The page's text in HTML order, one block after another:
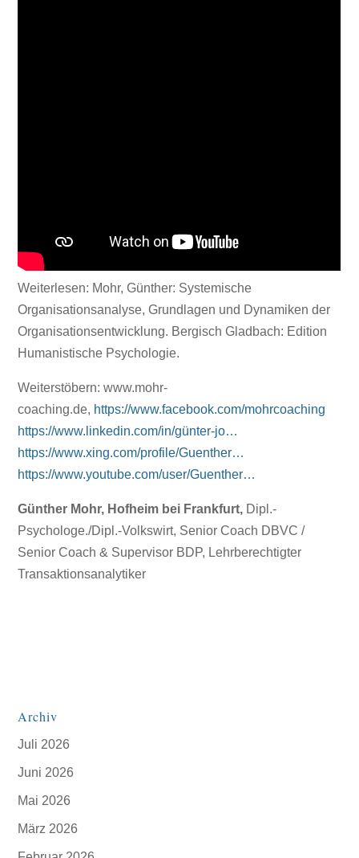
Weiterlesen: Mohr, Günther: Systemische
Organisationsanalyse, Grundlagen und Dynamiken der
Organisationsentwicklung. Bergisch Gladbach: Edition
Humanistische Psychologie.
Weiterstöbern: www.mohr-
coaching.de, https://www.facebook.com/mohrcoaching
https://www.linkedin.com/in/günter-jo…
https://www.xing.com/profile/Guenther…
https://www.youtube.com/user/Guenther…
Günther Mohr, Hofheim bei Frankfurt, Dipl.-
Psychologe./Dipl.-Volkswirt, Senior Coach DBVC /
Senior Coach & Supervisor BDP, Lehrberechtigter
Transaktionsanalytiker
Archiv
Juli 2026
Juni 2026
Mai 2026
März 2026